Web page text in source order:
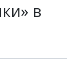
в